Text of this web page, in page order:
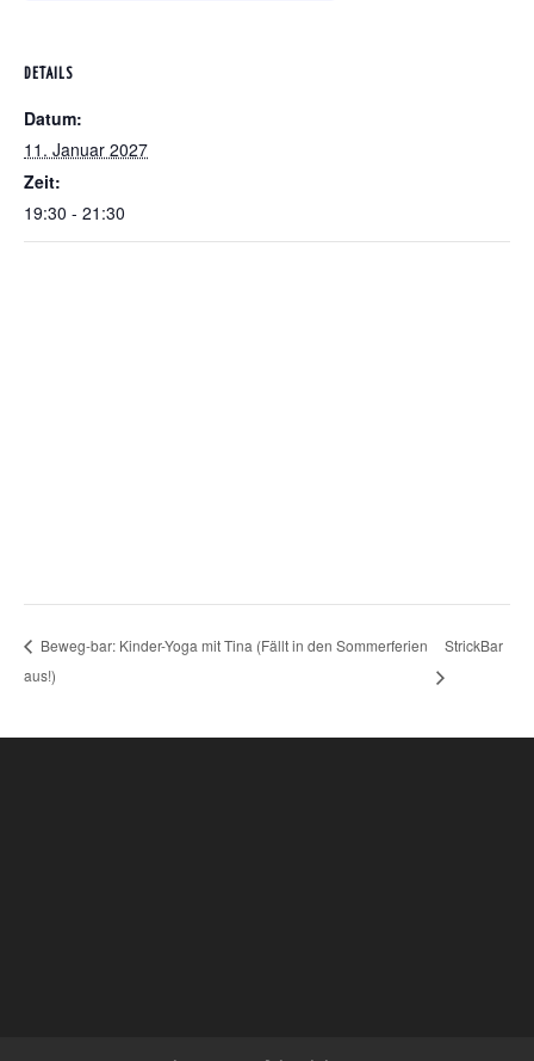
DETAILS
Datum:
11. Januar 2027
Zeit:
19:30 - 21:30
Beweg-bar: Kinder-Yoga mit Tina (Fällt in den Sommerferien
aus!)
StrickBar